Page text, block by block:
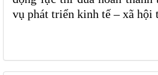
vụ phát triển kinh tế – xã hội